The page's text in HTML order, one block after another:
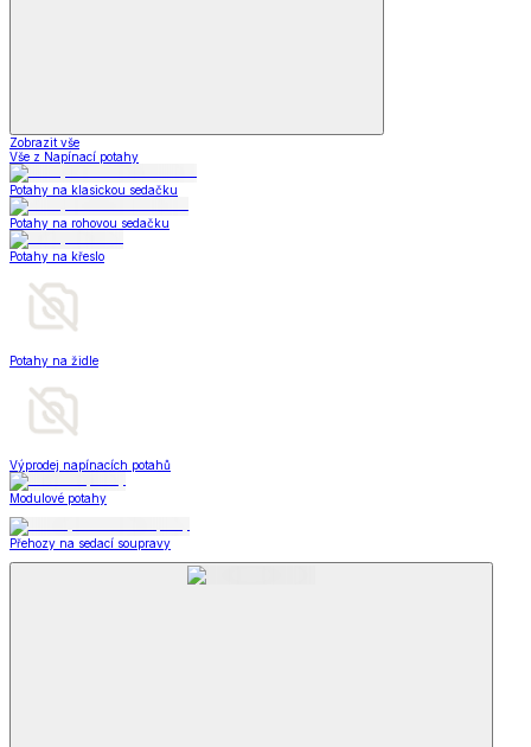
Zobrazit vše
Vše z Napínací potahy
Potahy na klasickou sedačku
Potahy na rohovou sedačku
Potahy na křeslo
Potahy na židle
Výprodej napínacích potahů
Modulové potahy
Přehozy na sedací soupravy